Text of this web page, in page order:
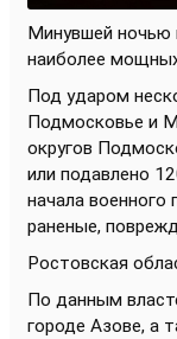
Минувшей ночью
наиболее
Под ударом
Подмосковье и
округов
или подавлено
начала военного
раненые,
Ростовская
По данным
городе Азове, а